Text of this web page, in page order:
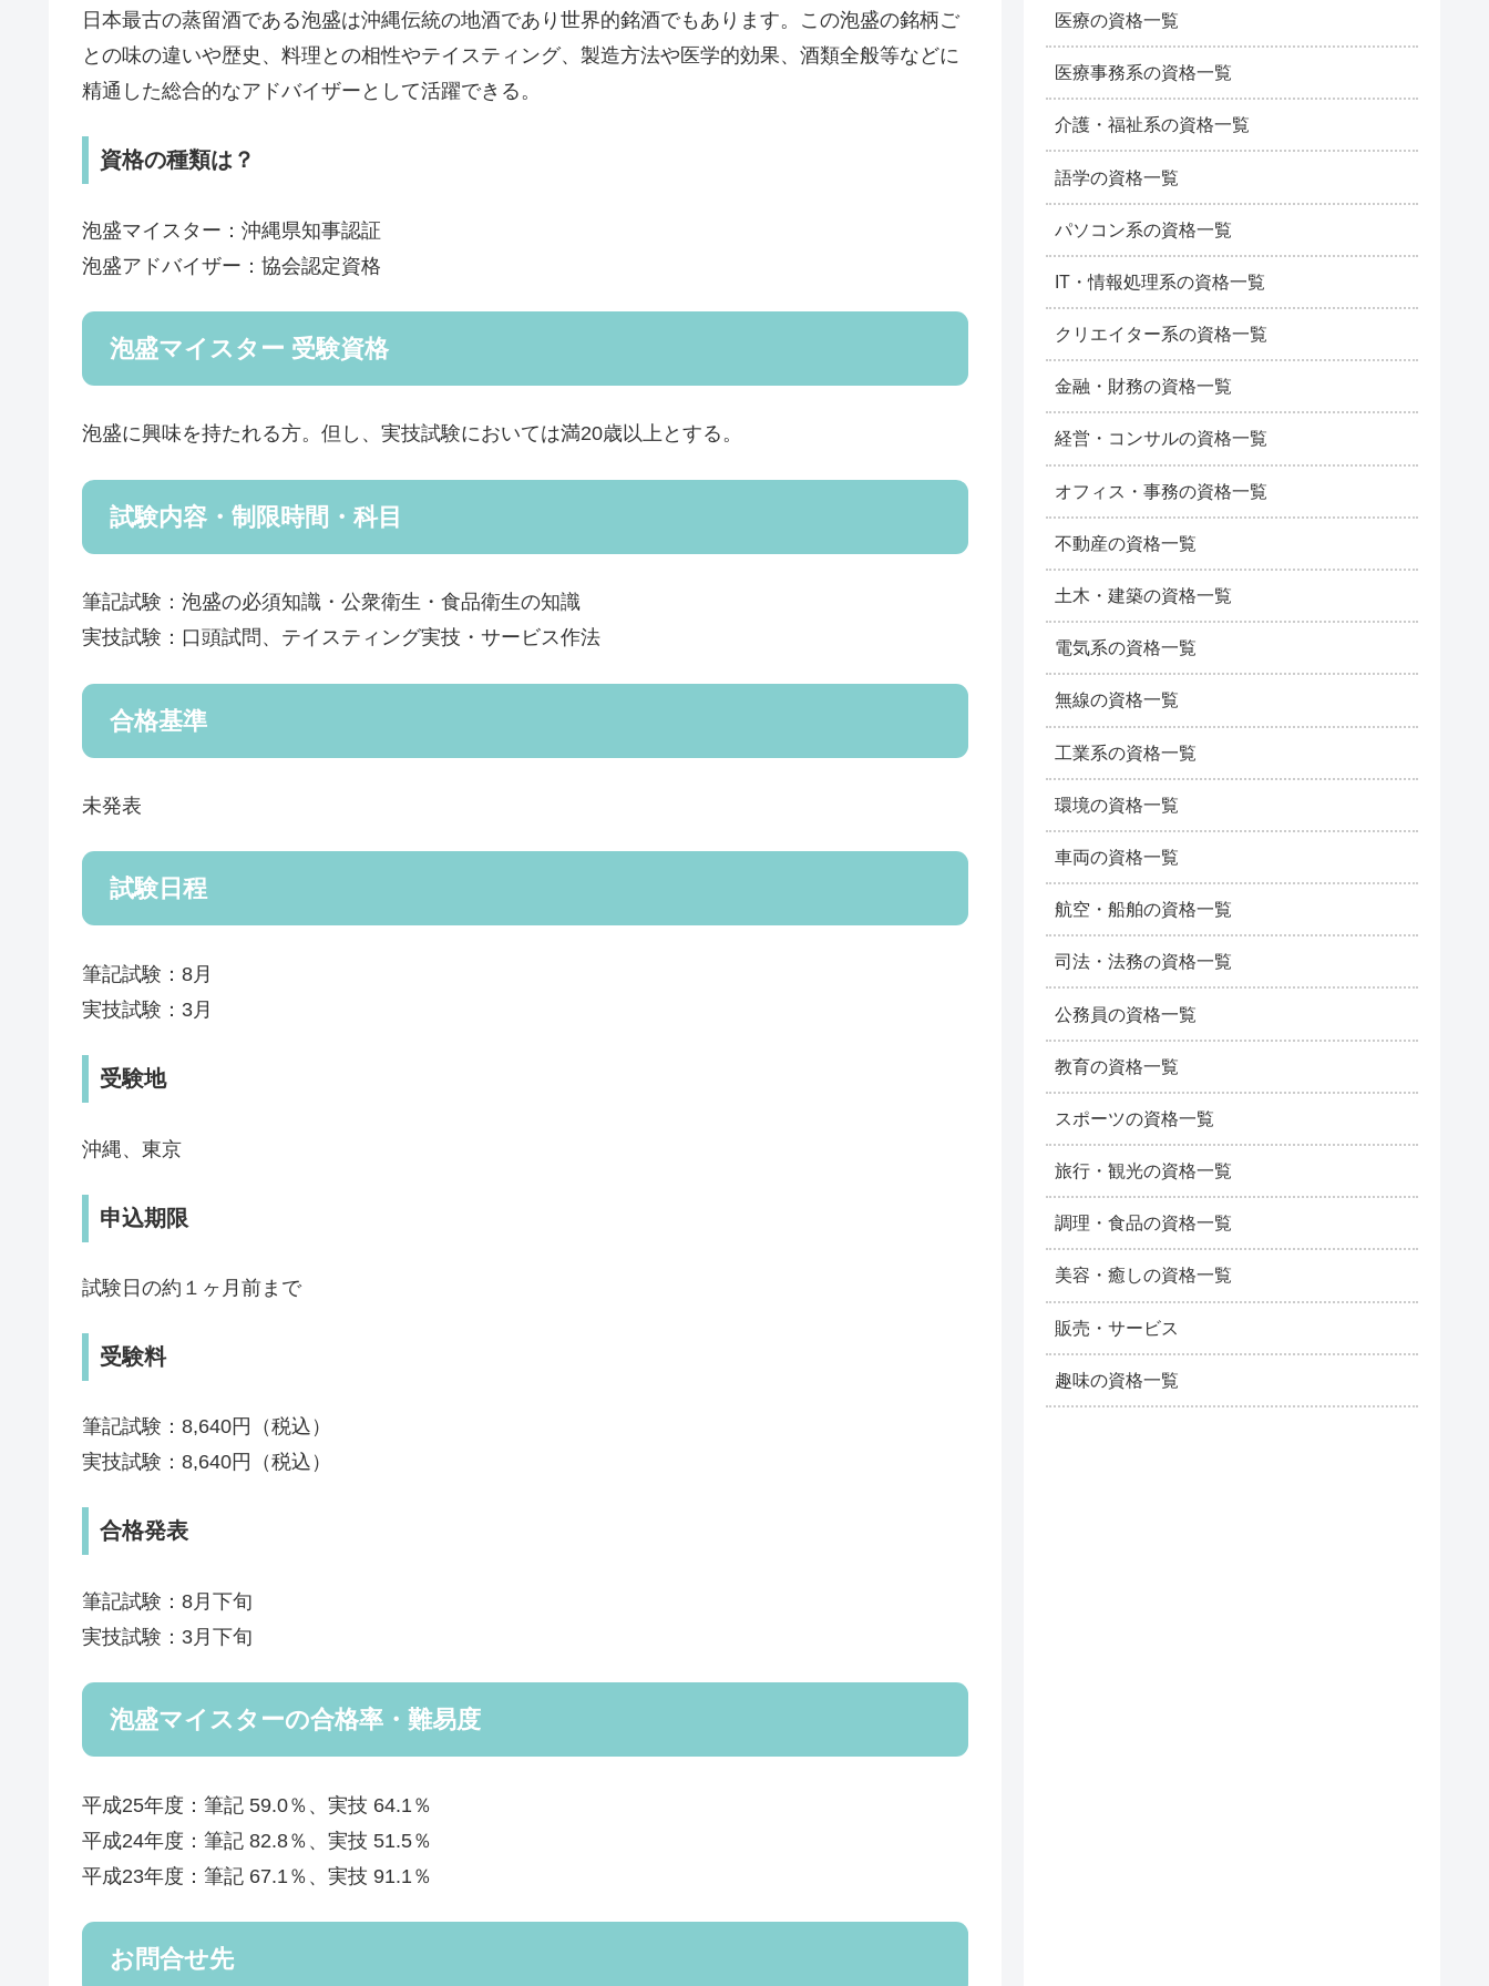
日本最古の蒸留酒である泡盛は沖縄伝統の地酒であり世界的銘酒でもあります。この泡盛の銘柄ご
との味の違いや歴史、料理との相性やテイスティング、製造方法や医学的効果、酒類全般等などに
精通した総合的なアドバイザーとして活躍できる。
資格の種類は？
泡盛マイスター：沖縄県知事認証
泡盛アドバイザー：協会認定資格
泡盛マイスター 受験資格
泡盛に興味を持たれる方。但し、実技試験においては満20歳以上とする。
試験内容・制限時間・科目
筆記試験：泡盛の必須知識・公衆衛生・食品衛生の知識
実技試験：口頭試問、テイスティング実技・サービス作法
合格基準
未発表
試験日程
筆記試験：8月
実技試験：3月
受験地
沖縄、東京
申込期限
試験日の約１ヶ月前まで
受験料
筆記試験：8,640円（税込）
実技試験：8,640円（税込）
合格発表
筆記試験：8月下旬
実技試験：3月下旬
泡盛マイスターの合格率・難易度
平成25年度：筆記 59.0％、実技 64.1％
平成24年度：筆記 82.8％、実技 51.5％
平成23年度：筆記 67.1％、実技 91.1％
お問合せ先
医療の資格一覧
医療事務系の資格一覧
介護・福祉系の資格一覧
語学の資格一覧
パソコン系の資格一覧
IT・情報処理系の資格一覧
クリエイター系の資格一覧
金融・財務の資格一覧
経営・コンサルの資格一覧
オフィス・事務の資格一覧
不動産の資格一覧
土木・建築の資格一覧
電気系の資格一覧
無線の資格一覧
工業系の資格一覧
環境の資格一覧
車両の資格一覧
航空・船舶の資格一覧
司法・法務の資格一覧
公務員の資格一覧
教育の資格一覧
スポーツの資格一覧
旅行・観光の資格一覧
調理・食品の資格一覧
美容・癒しの資格一覧
販売・サービス
趣味の資格一覧